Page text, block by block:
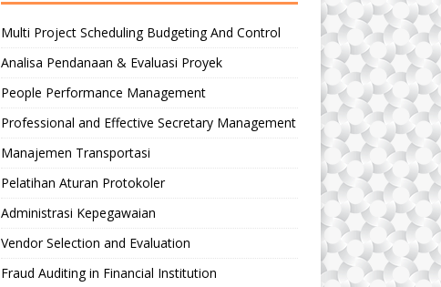
Multi Project Scheduling Budgeting And Control
Analisa Pendanaan & Evaluasi Proyek
People Performance Management
Professional and Effective Secretary Management
Manajemen Transportasi
Pelatihan Aturan Protokoler
Administrasi Kepegawaian
Vendor Selection and Evaluation
Fraud Auditing in Financial Institution